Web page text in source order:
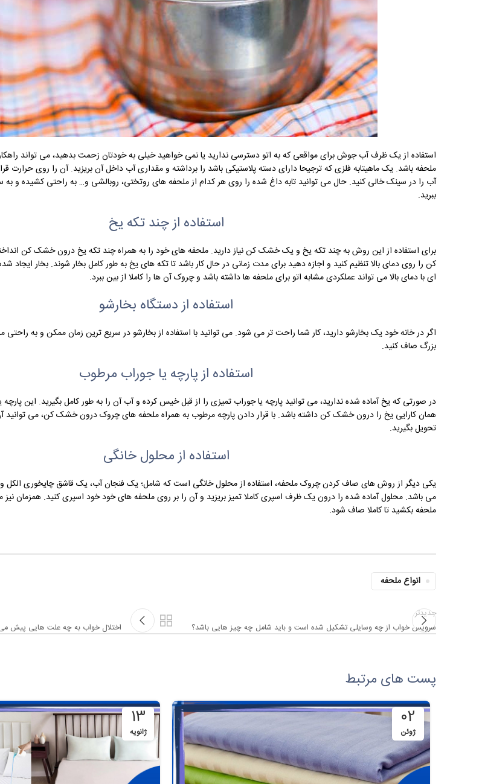
استفاده از یک ظرف آب جوش برای مواقعی که به اتو دسترسی ندارید یا نمی خواهید خیلی به خودتان زحمت بدهید، می تواند
ملحفه باشد. یک ماهیتابه فلزی که ترجیحا دارای دسته پلاستیکی باشد را برداشته و مقداری آب داخل آن بریزید. آن را روی حرارت
آب را در سینک خالی کنید. حال می توانید تابه داغ شده را روی هر کدام از ملحفه های روتختی، روبالشی و… به راحتی کشیده و
ببرید.
استفاده از چند تکه یخ
برای استفاده از این روش به چند تکه یخ و یک خشک کن نیاز دارید. ملحفه های خود را به همراه چند تکه یخ درون خشک کن
کن را روی دمای بالا تنظیم کنید و اجازه دهید برای مدت زمانی در حال کار باشد تا تکه های یخ به طور کامل بخار شوند. بخار
ای با دمای بالا می تواند عملکردی مشابه اتو برای ملحفه ها داشته باشد و چروک آن ها را کاملا از بین ببرد.
استفاده از دستگاه بخارشو
اگر در خانه خود یک بخارشو دارید، کار شما راحت تر می شود. می توانید با استفاده از بخارشو در سریع ترین زمان ممکن و به
بزرگ صاف کنید.
استفاده از پارچه یا جوراب مرطوب
در صورتی که یخ آماده شده ندارید، می توانید پارچه یا جوراب تمیزی را از قبل خیس کرده و آب آن را به طور کامل بگیرید. این
همان کارایی یخ را درون خشک کن داشته باشد. با قرار دادن پارچه مرطوب به همراه ملحفه های چروک درون خشک کن، می توانید
تحویل بگیرید.
استفاده از محلول خانگی
یکی دیگر از روش های صاف کردن چروک ملحفه، استفاده از محلول خانگی است که شامل؛ یک فنجان آب، یک قاشق چایخوری الکل
می باشد. محلول آماده شده را درون یک ظرف اسپری کاملا تمیز بریزید و آن را بر روی ملحفه های خود خود اسپری کنید. همزمان نیز
ملحفه بکشید تا کاملا صاف شود.
انواع ملحفه
جدیدتر
سرویس خواب از چه وسایلی تشکیل شده است و باید شامل چه چیز هایی باشد؟
اختلال خواب به چه علت هایی پیش
پست های مرتبط
02
ژوئن
13
ژانویه